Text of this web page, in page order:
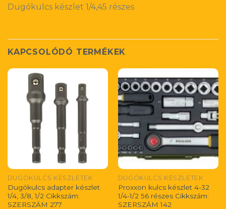
Dugókulcs készlet 1/4,45 részes
KAPCSOLÓDÓ TERMÉKEK
DUGÓKULCS KÉSZLETEK
Dugókulcs adapter készlet
1/4, 3/8, 1/2 Cikkszám:
SZERSZÁM 277
DUGÓKULCS KÉSZLETEK
Proxxon kulcs készlet 4-32
1/4-1/2 56 részes Cikkszám:
SZERSZÁM 142